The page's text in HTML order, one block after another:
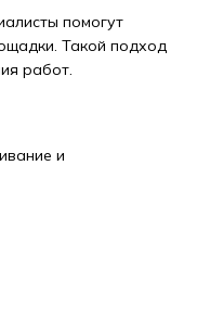
помогут
Такой подход
работ.
и